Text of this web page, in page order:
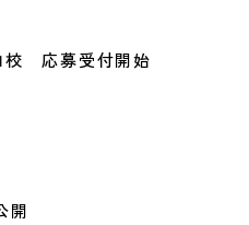
校 応募受付開始
開